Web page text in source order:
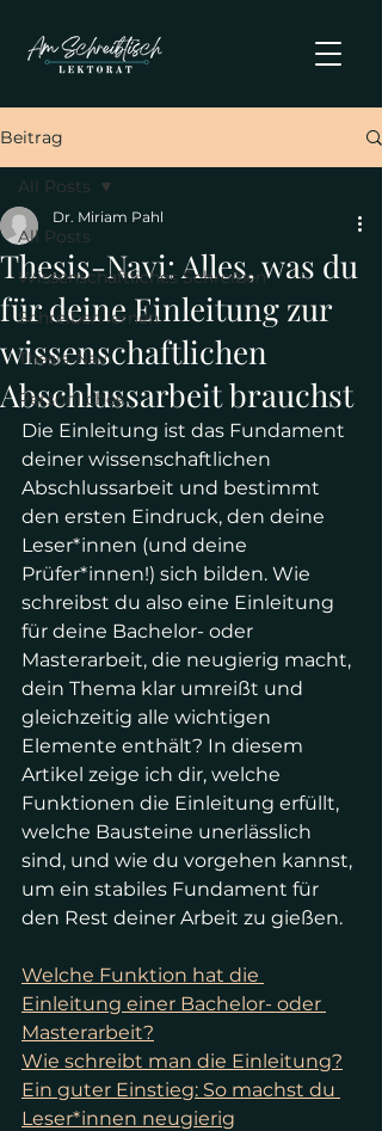
Beitrag
All Posts
Wissenschaftliches Schreiben
Schreiben lernen
Thesis-Navi
Persönliches
All Posts
Thesis-Navi: Alles, was du
für deine Einleitung zur
wissenschaftlichen
Abschlussarbeit brauchst
Dr. Miriam Pahl
Die Einleitung ist das Fundament
deiner wissenschaftlichen
Abschlussarbeit und bestimmt
den ersten Eindruck, den deine
Leser*innen (und deine
Prüfer*innen!) sich bilden. Wie
schreibst du also eine Einleitung
für deine Bachelor- oder
Masterarbeit, die neugierig macht,
dein Thema klar umreißt und
gleichzeitig alle wichtigen
Elemente enthält? In diesem
Artikel zeige ich dir, welche
Funktionen die Einleitung erfüllt,
welche Bausteine unerlässlich
sind, und wie du vorgehen kannst,
um ein stabiles Fundament für
den Rest deiner Arbeit zu gießen.
Welche Funktion hat die
Einleitung einer Bachelor- oder
Masterarbeit?
Wie schreibt man die Einleitung?
Ein guter Einstieg: So machst du
Leser*innen neugierig